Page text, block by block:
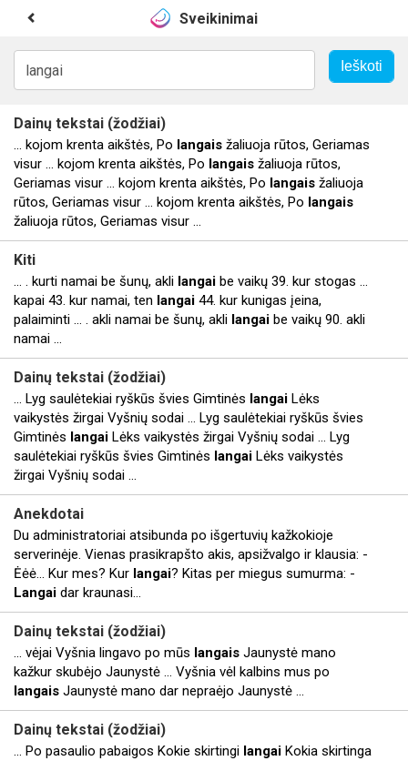
Sveikinimai
Dainų tekstai (žodžiai)
... kojom krenta aikštės, Po langais žaliuoja rūtos, Geriamas
visur ... kojom krenta aikštės, Po langais žaliuoja rūtos,
Geriamas visur ... kojom krenta aikštės, Po langais žaliuoja
rūtos, Geriamas visur ... kojom krenta aikštės, Po langais
žaliuoja rūtos, Geriamas visur ...
Kiti
... . kurti namai be šunų, akli langai be vaikų 39. kur stogas ...
kapai 43. kur namai, ten langai 44. kur kunigas įeina,
palaiminti ... . akli namai be šunų, akli langai be vaikų 90. akli
namai ...
Dainų tekstai (žodžiai)
... Lyg saulėtekiai ryškūs švies Gimtinės langai Lėks
vaikystės žirgai Vyšnių sodai ... Lyg saulėtekiai ryškūs švies
Gimtinės langai Lėks vaikystės žirgai Vyšnių sodai ... Lyg
saulėtekiai ryškūs švies Gimtinės langai Lėks vaikystės
žirgai Vyšnių sodai ...
Anekdotai
Du administratoriai atsibunda po išgertuvių kažkokioje
serverinėje. Vienas prasikrapšto akis, apsižvalgo ir klausia: -
Ėėė... Kur mes? Kur langai? Kitas per miegus sumurma: -
Langai dar kraunasi...
Dainų tekstai (žodžiai)
... vėjai Vyšnia lingavo po mūs langais Jaunystė mano
kažkur skubėjo Jaunystė ... Vyšnia vėl kalbins mus po
langais Jaunystė mano dar nepraėjo Jaunystė ...
Dainų tekstai (žodžiai)
... Po pasaulio pabaigos Kokie skirtingi langai Kokia skirtinga